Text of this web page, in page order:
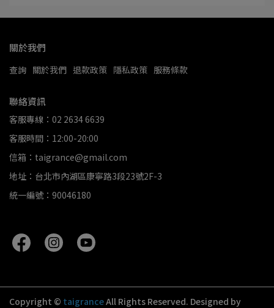
關於我們
查詢 關於我們 退款政策 隱私政策 服務條款
聯絡資訊
客服專線：02 2634 6639
客服時間：12:00-20:00
信箱：taigrance@gmail.com
地址：台北市內湖區康寧路3段23號2F-3
統一編號：90046180
Copyright © taigranceAll Rights Reserved. Designed by